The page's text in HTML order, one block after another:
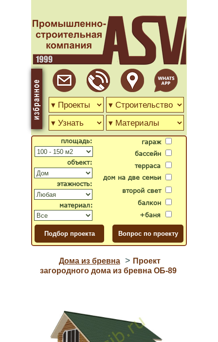
гараж
бассейн
второй свет
дом на две семьи
терраса
балкон
+баня
объект:
материал:
площадь:
этажность:
Дома из бревна > Проект
загородного дома из бревна ОБ-89